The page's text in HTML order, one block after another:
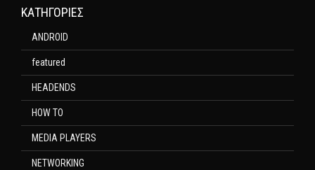
KΑΤΗΓΟΡΊΕΣ
ANDROID
featured
HEADENDS
HOW TO
MEDIA PLAYERS
NETWORKING